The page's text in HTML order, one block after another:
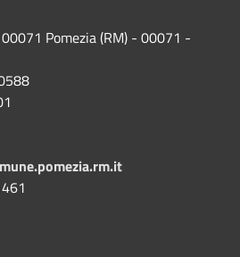
Pomezia (RM) - 00071 -